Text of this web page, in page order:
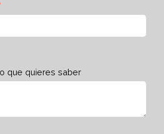
que quieres saber